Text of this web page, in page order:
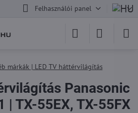
Felhasználói panel
márkák | LED TV háttérvilágítás
Panasonic
| TX-55EX, TX-55FX